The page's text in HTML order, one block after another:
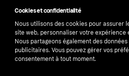
Cookies et confidentialité
Nous utilisons des cookies pour assurer
site web, personnaliser votre expérience
Nous partageons également des
publicitaires. Vous pouvez gérer vos
consentement à tout moment.